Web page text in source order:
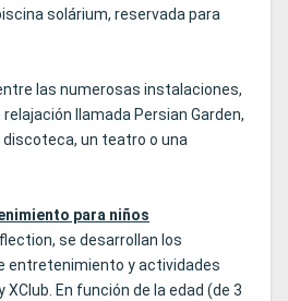
solárium, reservada para
las numerosas instalaciones,
llamada Persian Garden,
discoteca, un teatro o una
para niños
se desarrollan los
entretenimiento y actividades
En función de la edad (de 3